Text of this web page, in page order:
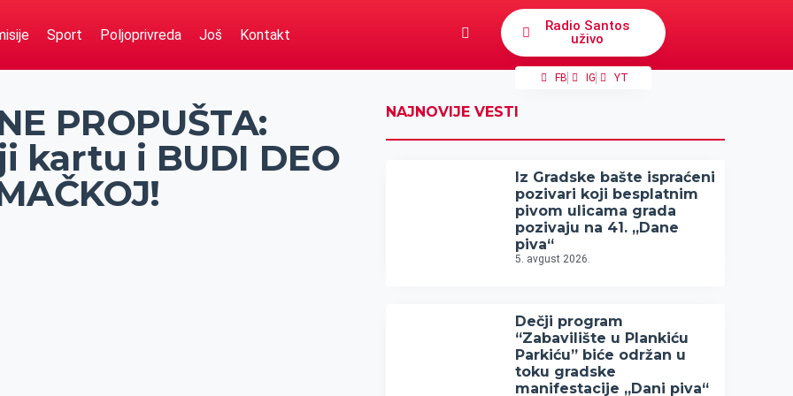
Sport Poljoprivreda Još Kontakt
Radio Santos
uživo
FB IG YT
PROPUŠTA:
kartu i BUDI DEO
NAJNOVIJE VESTI
Iz Gradske bašte ispraćeni
pozivari koji besplatnim
pivom ulicama grada
pozivaju na 41. „Dane
piva“
5. avgust 2026.
Dečji program
“Zabavilište u Plankiću
Parkiću” biće održan u
toku gradske
manifestacije „Dani piva“